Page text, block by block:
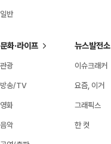
일반
문화·라이프
관광
방송/TV
영화
음악
뉴스발전소
이슈크래커
요즘, 이거
그래픽스
한 컷